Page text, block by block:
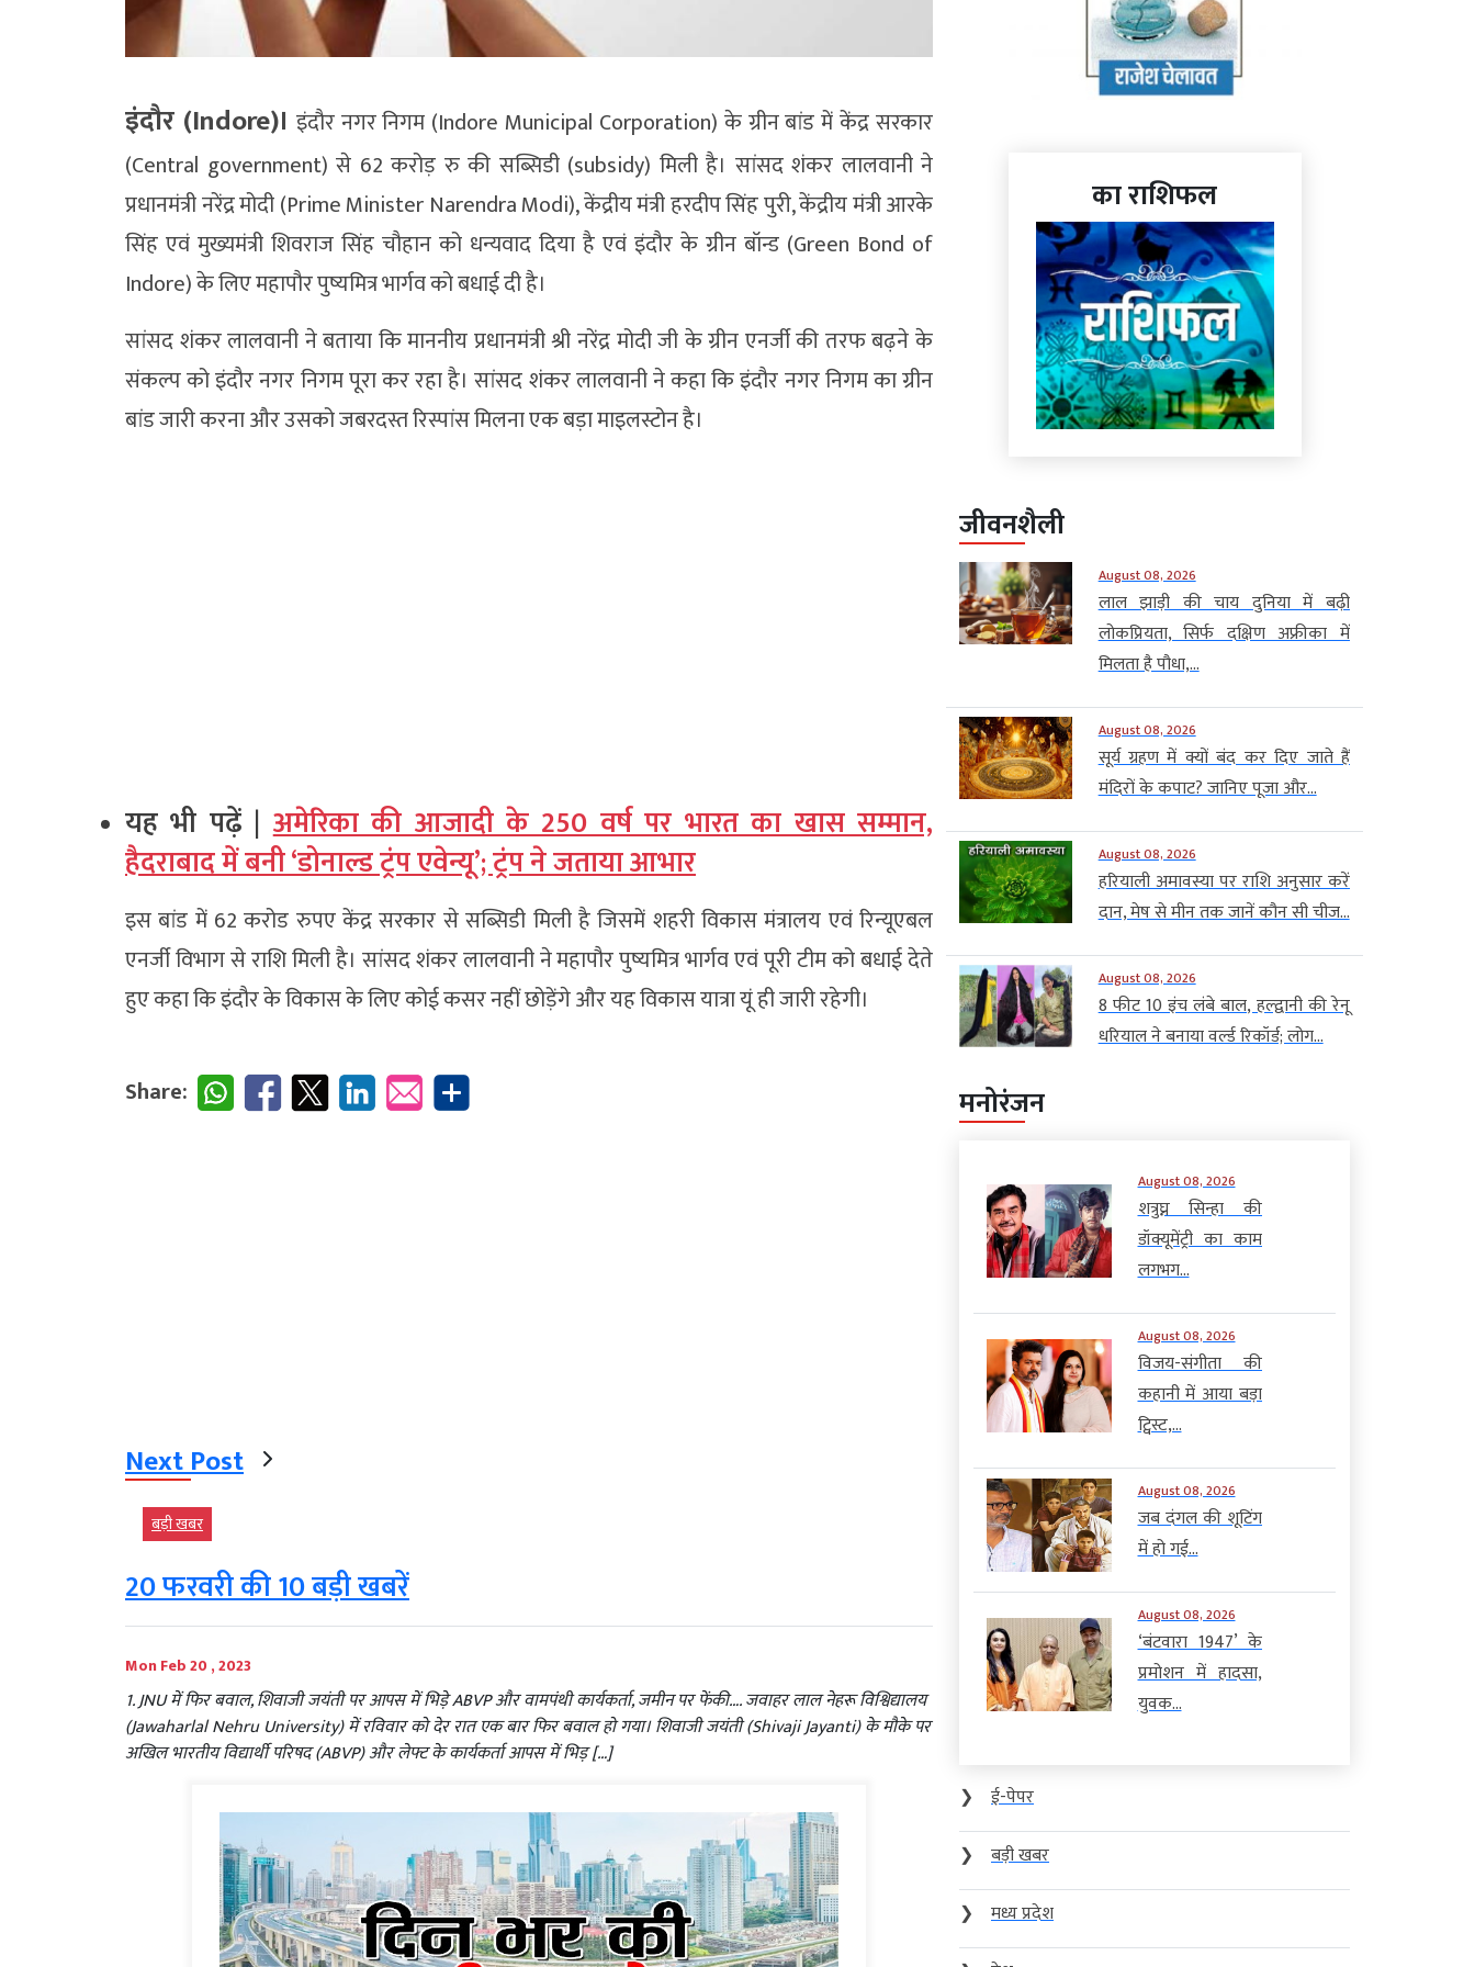
इंदौर (Indore)। इंदौर नगर निगम (Indore Municipal Corporation) के ग्रीन बांड में केंद्र सरकार
(Central government) से 62 करोड़ रु की सब्सिडी (subsidy) मिली है। सांसद शंकर लालवानी ने
प्रधानमंत्री नरेंद्र मोदी (Prime Minister Narendra Modi), केंद्रीय मंत्री हरदीप सिंह पुरी, केंद्रीय मंत्री आरके
सिंह एवं मुख्यमंत्री शिवराज सिंह चौहान को धन्यवाद दिया है एवं इंदौर के ग्रीन बॉन्ड (Green Bond of
Indore) के लिए महापौर पुष्यमित्र भार्गव को बधाई दी है।
सांसद शंकर लालवानी ने बताया कि माननीय प्रधानमंत्री श्री नरेंद्र मोदी जी के ग्रीन एनर्जी की तरफ बढ़ने के
संकल्प को इंदौर नगर निगम पूरा कर रहा है। सांसद शंकर लालवानी ने कहा कि इंदौर नगर निगम का ग्रीन
बांड जारी करना और उसको जबरदस्त रिस्पांस मिलना एक बड़ा माइलस्टोन है।
यह भी पढ़ें |अमेरिका की आजादी के 250 वर्ष पर भारत का खास सम्मान,
हैदराबाद में बनी ‘डोनाल्ड ट्रंप एवेन्यू’; ट्रंप ने जताया आभार
इस बांड में 62 करोड रुपए केंद्र सरकार से सब्सिडी मिली है जिसमें शहरी विकास मंत्रालय एवं रिन्यूएबल
एनर्जी विभाग से राशि मिली है। सांसद शंकर लालवानी ने महापौर पुष्यमित्र भार्गव एवं पूरी टीम को बधाई देते
हुए कहा कि इंदौर के विकास के लिए कोई कसर नहीं छोड़ेंगे और यह विकास यात्रा यूं ही जारी रहेगी।
Share:
Next Post
बड़ी खबर
20 फरवरी की 10 बड़ी खबरें
Mon Feb 20 , 2023
1. JNU में फिर बवाल, शिवाजी जयंती पर आपस में भिड़े ABVP और वामपंथी कार्यकर्ता, जमीन पर फेंकी…. जवाहर लाल नेहरू विश्विद्यालय
(Jawaharlal Nehru University) में रविवार को देर रात एक बार फिर बवाल हो गया। शिवाजी जयंती (Shivaji Jayanti) के मौके पर
अखिल भारतीय विद्यार्थी परिषद (ABVP) और लेफ्ट के कार्यकर्ता आपस में भिड़ […]
का राशिफल
जीवनशैली
August 08, 2026
लाल झाड़ी की चाय दुनिया में बढ़ी
लोकप्रियता, सिर्फ दक्षिण अफ्रीका में
मिलता है पौधा,...
August 08, 2026
सूर्य ग्रहण में क्यों बंद कर दिए जाते हैं
मंदिरों के कपाट? जानिए पूजा और...
August 08, 2026
हरियाली अमावस्या पर राशि अनुसार करें
दान, मेष से मीन तक जानें कौन सी चीज...
August 08, 2026
8 फीट 10 इंच लंबे बाल, हल्द्वानी की रेनू
धरियाल ने बनाया वर्ल्ड रिकॉर्ड; लोग...
मनोरंजन
August 08, 2026
शत्रुघ्न सिन्हा की
डॉक्यूमेंट्री का काम
लगभग...
August 08, 2026
विजय-संगीता की
कहानी में आया बड़ा
ट्विस्ट,...
August 08, 2026
जब दंगल की शूटिंग
में हो गई...
August 08, 2026
‘बंटवारा 1947’ के
प्रमोशन में हादसा,
युवक...
❯
ई-पेपर
❯
बड़ी खबर
❯
मध्य प्रदेश